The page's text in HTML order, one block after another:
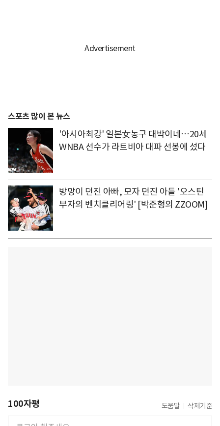
스포츠 많이 본 뉴스
'아시아최강' 일본女농구 대박이네…20세
WNBA 선수가 라트비아 대파 선봉에 섰다
방망이 던진 아빠, 모자 던진 아들 '오스틴
부자의 벤치클리어링' [박준형의 ZZOOM]
100자평 도움말 삭제기준